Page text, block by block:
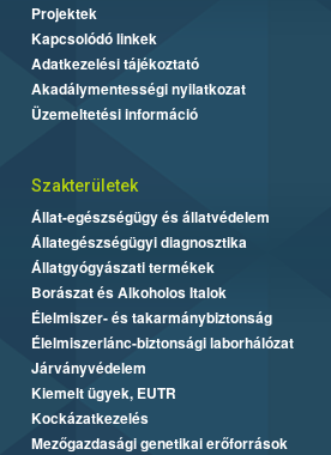
Projektek
Kapcsolódó linkek
Adatkezelési tájékoztató
Akadálymentességi nyilatkozat
Üzemeltetési információ
Szakterületek
Állat-egészségügy és állatvédelem
Állategészségügyi diagnosztika
Állatgyógyászati termékek
Borászat és Alkoholos Italok
Élelmiszer- és takarmánybiztonság
Élelmiszerlánc-biztonsági laborhálózat
Járványvédelem
Kiemelt ügyek, EUTR
Kockázatkezelés
Mezőgazdasági genetikai erőforrások